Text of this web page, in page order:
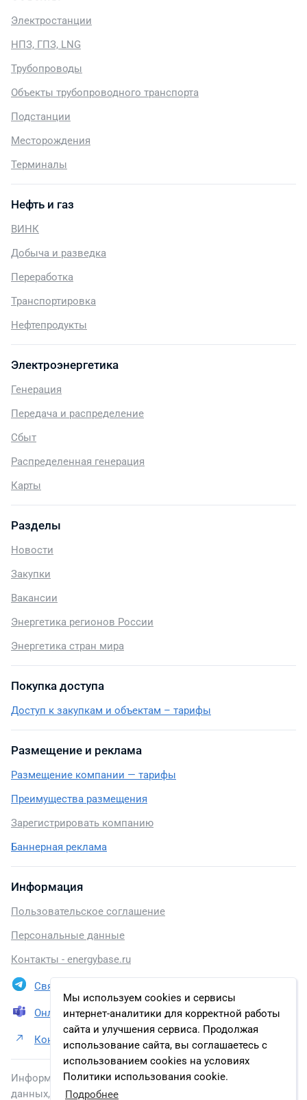
Мы используем cookies и сервисы
интернет-аналитики для корректной работы
сайта и улучшения сервиса. Продолжая
использование сайта, вы соглашаетесь с
использованием cookies на условиях
Политики использования cookie.
Подробнее
Электростанции
НПЗ, ГПЗ, LNG
Трубопроводы
Объекты трубопроводного транспорта
Подстанции
Месторождения
Терминалы
Нефть и газ
ВИНК
Добыча и разведка
Переработка
Транспортировка
Нефтепродукты
Электроэнергетика
Генерация
Передача и распределение
Сбыт
Распределенная генерация
Карты
Разделы
Новости
Закупки
Вакансии
Энергетика регионов России
Энергетика стран мира
Покупка доступа
Доступ к закупкам и объектам – тарифы
Размещение и реклама
Размещение компании — тарифы
Преимущества размещения
Зарегистрировать компанию
Баннерная реклама
Информация
Пользовательское соглашение
Персональные данные
Контакты - energybase.ru
Связаться в Telegram
Онлайн презентация
Контакты ООО НПП «ЭКРА»
Информация, размещенная на сайте, включена в базу
данных, зарегистрированную в Федеральной службе по